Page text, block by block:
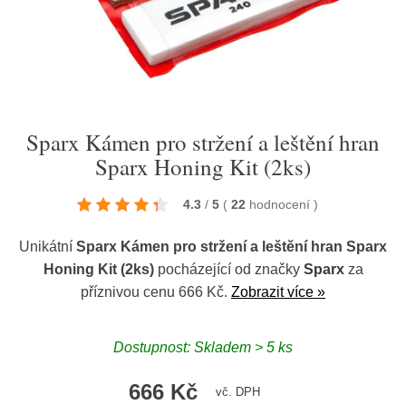
Sparx Kámen pro stržení a leštění hran
Sparx Honing Kit (2ks)
4.3 / 5 ( 22 hodnocení )
Unikátní Sparx Kámen pro stržení a leštění hran Sparx
Honing Kit (2ks)pocházející od značky Sparxza
příznivou cenu 666 Kč. Zobrazit více »
Dostupnost: Skladem > 5 ks
666 Kč vč. DPH